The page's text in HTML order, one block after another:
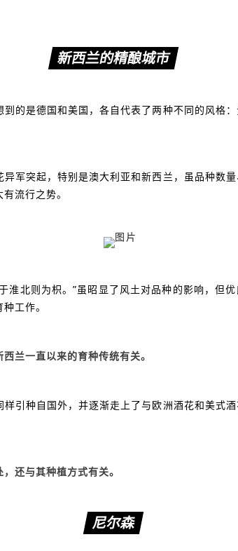
新西兰的精酿城市
的是德国和美国，各自代表了两种不同的风格
军突起，特别是澳大利亚和新西兰，虽品种数
流行之势。
淮北则为枳。”虽昭显了风土对品种的影响，但
工作。
兰一直以来的育种传统有关。
引种自国外，并逐渐走上了与欧洲酒花和美式
还与其种植方式有关。
尼尔森